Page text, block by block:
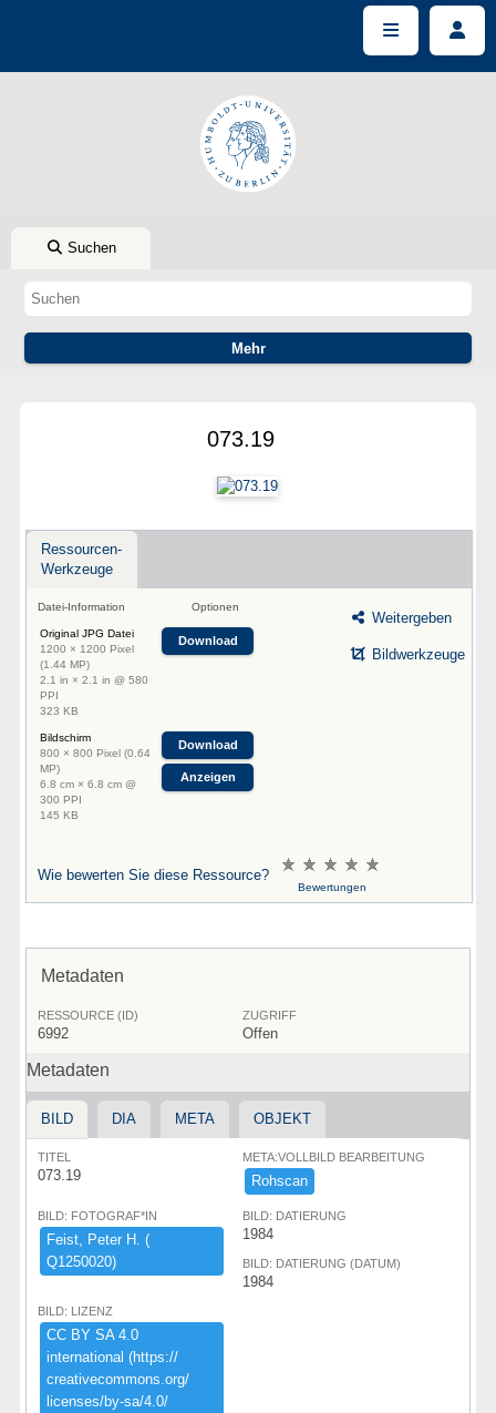
Suchen
073.19
Ressourcen-
Werkzeuge
Datei-Information Optionen
Original JPG Datei
1200 × 1200 Pixel
(1.44 MP)
2.1 in × 2.1 in @ 580
PPI
323 KB
Download
Bildschirm
800 × 800 Pixel (0.64
MP)
6.8 cm × 6.8 cm @
300 PPI
145 KB
Download
Anzeigen
Weitergeben
Bildwerkzeuge
Wie bewerten Sie diese Ressource?
Bewertungen
Metadaten
RESSOURCE (ID)
6992
ZUGRIFF
Offen
Metadaten
BILD DIA META OBJEKT
TITEL
073.19
META:VOLLBILD BEARBEITUNG
Rohscan
BILD: FOTOGRAF*IN
Feist,​ ​Peter ​H.​ ​(​
Q1250020)​
BILD: DATIERUNG
1984
BILD: DATIERUNG (DATUM)
1984
BILD: LIZENZ
CC ​BY ​SA ​4.​0 ​
international ​(​https:​/​/​
creativecommons.​org/​
licenses/​by-​sa/​4.​0/​